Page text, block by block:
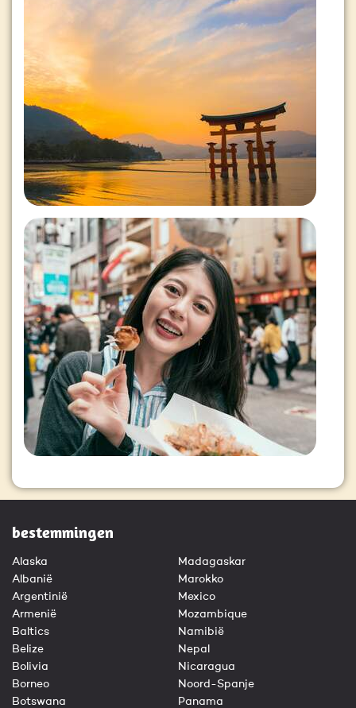
bestemmingen
Alaska
Albanië
Argentinië
Armenië
Baltics
Belize
Bolivia
Borneo
Botswana
Madagaskar
Marokko
Mexico
Mozambique
Namibië
Nepal
Nicaragua
Noord-Spanje
Panama